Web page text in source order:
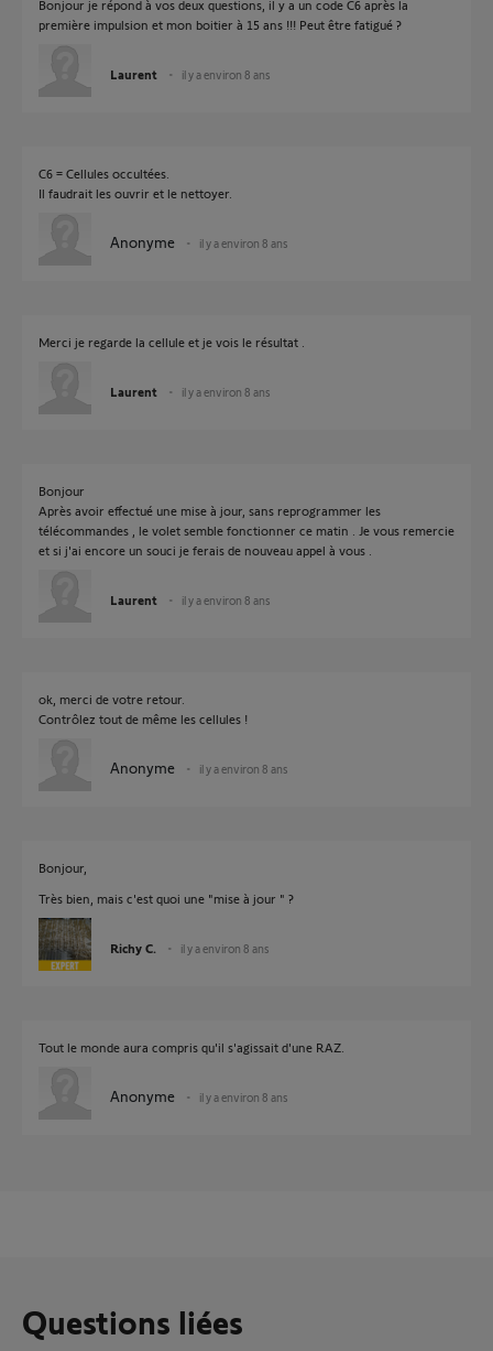
Bonjour je répond à vos deux questions, il y a un code C6 après la
première impulsion et mon boitier à 15 ans !!! Peut être fatigué ?
Laurent il y a environ 8 ans
C6 = Cellules occultées.
Il faudrait les ouvrir et le nettoyer.
Anonyme il y a environ 8 ans
Merci je regarde la cellule et je vois le résultat .
Laurent il y a environ 8 ans
Bonjour
Après avoir effectué une mise à jour, sans reprogrammer les
télécommandes , le volet semble fonctionner ce matin . Je vous remercie
et si j'ai encore un souci je ferais de nouveau appel à vous .
Laurent il y a environ 8 ans
ok, merci de votre retour.
Contrôlez tout de même les cellules !
Anonyme il y a environ 8 ans
Bonjour,
Très bien, mais c'est quoi une "mise à jour " ?
Richy C. il y a environ 8 ans
Tout le monde aura compris qu'il s'agissait d'une RAZ.
Anonyme il y a environ 8 ans
Questions liées